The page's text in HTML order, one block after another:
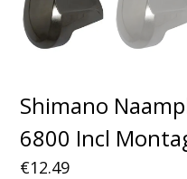
Shimano
6800 Incl
€12.49